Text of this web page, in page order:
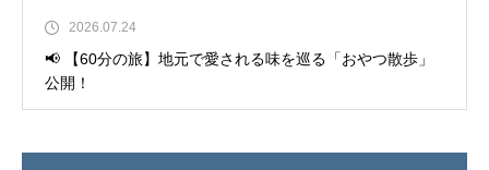
2026.07.24
📢 【60分の旅】地元で愛される味を巡る「おやつ散歩」
公開！